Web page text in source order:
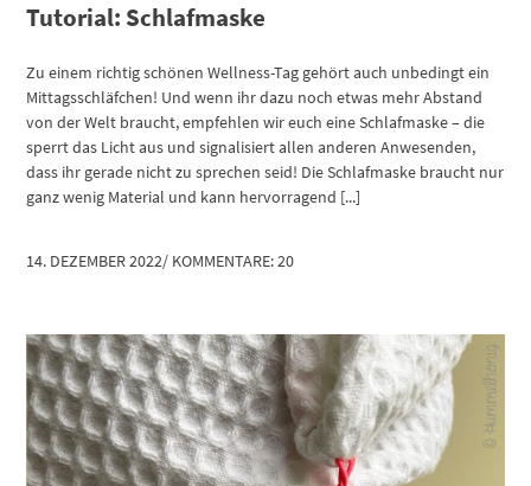
Tutorial: Schlafmaske
Zu einem richtig schönen Wellness-Tag gehört auch unbedingt ein
Mittagsschläfchen! Und wenn ihr dazu noch etwas mehr Abstand
von der Welt braucht, empfehlen wir euch eine Schlafmaske – die
sperrt das Licht aus und signalisiert allen anderen Anwesenden,
dass ihr gerade nicht zu sprechen seid! Die Schlafmaske braucht nur
ganz wenig Material und kann hervorragend [...]
14. DEZEMBER 2022/ KOMMENTARE: 20